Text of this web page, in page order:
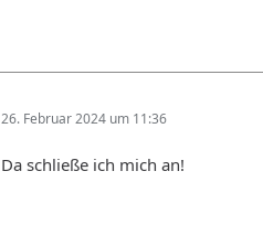
26. Februar 2024 um 11:36
Da schließe ich mich an!